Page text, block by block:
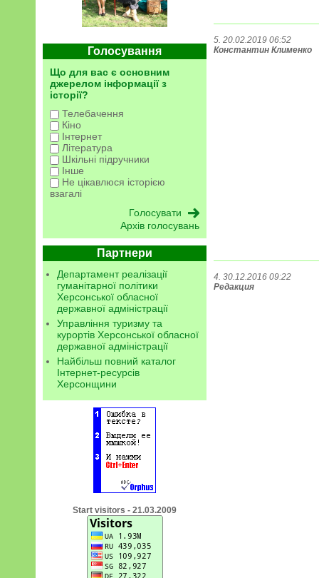
Голосування
Що для вас є основним
джерелом інформації з
історії?
Телебачення
Кіно
Інтернет
Література
Шкільні підручники
Інше
Не цікавлюся історією
взагалі
Архів голосувань
Партнери
Департамент реалізації
гуманітарної політики
Херсонської обласної
державної адміністрації
Управління туризму та
курортів Херсонської обласної
державної адміністрації
Найбільш повний каталог
Інтернет-ресурсів
Херсонщини
Start visitors - 21.03.2009
5. 20.02.2019 06:52
Константин Клименко
4. 30.12.2016 09:22
Редакция